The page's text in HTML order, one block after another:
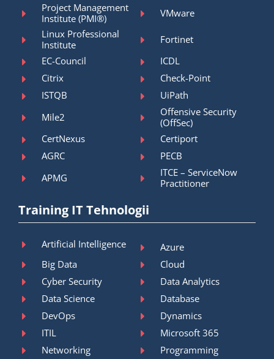
Project Management
Institute (PMI®)
VMware
Linux Professional
Institute
Fortinet
EC-Council
ICDL
Citrix
Check-Point
ISTQB
UiPath
Mile2
Offensive Security
(OffSec)
CertNexus
Certiport
AGRC
PECB
APMG
ITCE – ServiceNow
Practitioner
Training IT Tehnologii
Artificial Intelligence
Azure
Big Data
Cloud
Cyber Security
Data Analytics
Data Science
Database
DevOps
Dynamics
ITIL
Microsoft 365
Networking
Programming